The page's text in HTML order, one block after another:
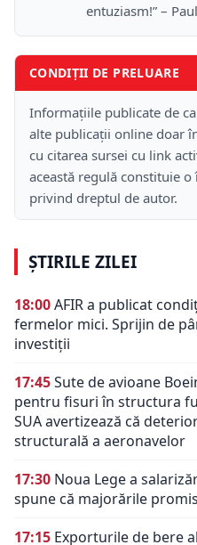
entuziasm!” –
CONDIȚII DE PRELUARE
Informațiile publicate de
alte publicații online doar
cu citarea sursei cu link
această regulă constituie
privind dreptul de autor.
ȘTIRILE ZILEI
18:00AFIR a publicat
fermelor mici. Sprijin de
investiții
17:45Sute de avioane
pentru fisuri în structura
SUA avertizează că
structurală a aeronavelor
17:30 Noua Lege a
spune că majorările
17:15 Exporturile de bere